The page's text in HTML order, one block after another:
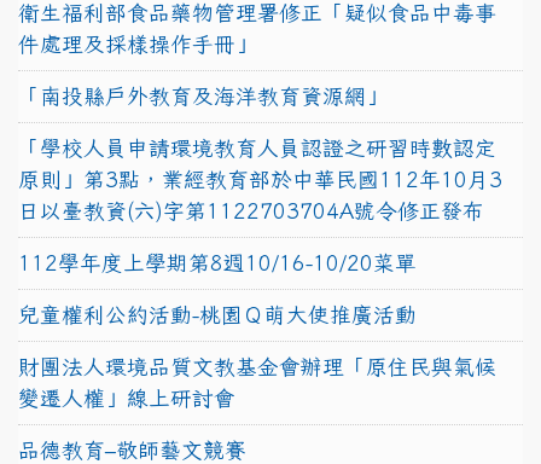
衛生福利部食品藥物管理署修正「疑似食品中毒事
件處理及採樣操作手冊」
「南投縣戶外教育及海洋教育資源網」
「學校人員申請環境教育人員認證之研習時數認定
原則」第3點，業經教育部於中華民國112年10月3
日以臺教資(六)字第1122703704A號令修正發布
112學年度上學期第8週10/16-10/20菜單
兒童權利公約活動-桃園Ｑ萌大使推廣活動
財團法人環境品質文教基金會辦理「原住民與氣候
變遷人權」線上研討會
品德教育–敬師藝文競賽